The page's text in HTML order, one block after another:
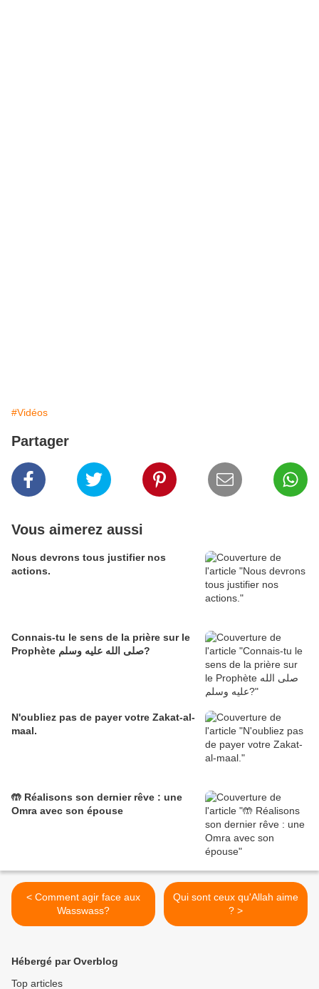
#Vidéos
Partager
Vous aimerez aussi
Nous devrons tous justifier nos
actions.
Connais-tu le sens de la prière sur le
Prophète صلى الله عليه وسلم?
N'oubliez pas de payer votre Zakat-al-
maal.
🤲 Réalisons son dernier rêve : une
Omra avec son épouse
< Comment agir face aux
Wasswass?
Qui sont ceux qu'Allah aime
? >
Hébergé par Overblog
Top articles